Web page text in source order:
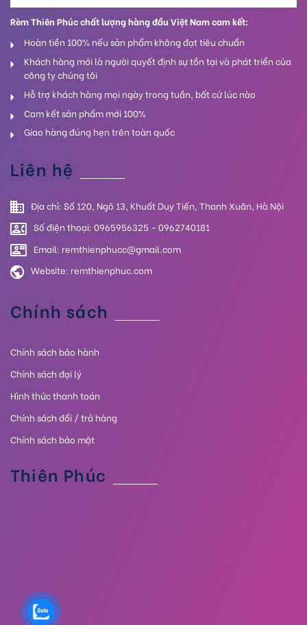
Rèm Thiên Phúc chất lượng hàng đầu Việt Nam cam kết:
Hoàn tiền 100% nếu sản phẩm không đạt tiêu chuẩn
Khách hàng mới là người quyết định sự tồn tại và phát triển của
công ty chúng tôi
Hỗ trợ khách hàng mọi ngày trong tuần, bất cứ lúc nào
Cam kết sản phẩm mới 100%
Giao hàng đúng hẹn trên toàn quốc
Liên hệ
Địa chỉ: Số 120, Ngõ 13, Khuất Duy Tiến, Thanh Xuân, Hà Nội
Số điện thoại: 0965956325 – 0962740181
Email: remthienphucc@gmail.com
Website: remthienphuc.com
Chính sách
Chính sách bảo hành
Chính sách đại lý
Hình thức thanh toán
Chính sách đổi / trả hàng
Chính sách bảo mật
Thiên Phúc